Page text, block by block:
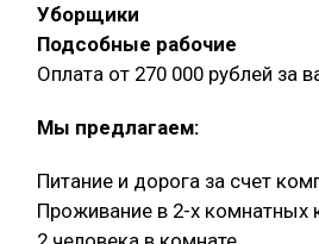
Уборщики
Подсобные рабочие
Оплата от 270 000 рублей за
Мы предлагаем:
Питание и дорога за счет
Проживание в 2-х комнатных